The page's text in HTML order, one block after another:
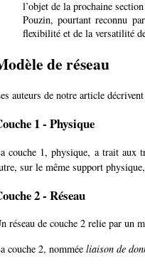
l’objet de la prochaine
Pouzin, pourtant reconnu
flexibilité et de la versatilité
de réseau
auteurs de notre article
1 - Physique
couche 1, physique, a trait aux
sur le même support
2 - Réseau
réseau de couche 2 relie par un
couche 2, nommée liaison de